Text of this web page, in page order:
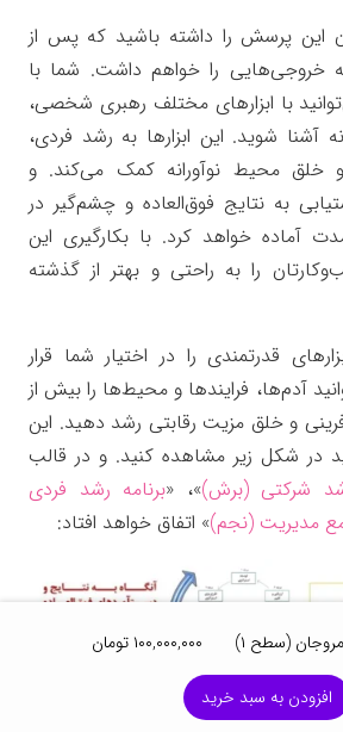
این پرسش را داشته باشید که پس از
خروجی‌هایی را خواهم داشت. شما با
با ابزارهای مختلف رهبری شخصی،
آشنا شوید. این ابزارها به رشد فردی،
و خلق محیط نوآورانه کمک می‌کند. و
به نتایج فوق‌العاده و چشم‌گیر در
آماده خواهد کرد. با بکارگیری این
را به راحتی و بهتر از گذشته
قدرتمندی را در اختیار شما قرار
آدم‌ها، فرایندها و محیط‌ها را بیش از
و خلق مزیت رقابتی رشد دهید. این
در شکل زیر مشاهده کنید. و در قالب
شرکتی (برش)»، «برنامه رشد فردی
مدیریت (نجم)» اتفاق خواهد افتاد:
(سطح ۱) ۱۰۰,۰۰۰,۰۰۰ تومان
افزودن به سبد خرید